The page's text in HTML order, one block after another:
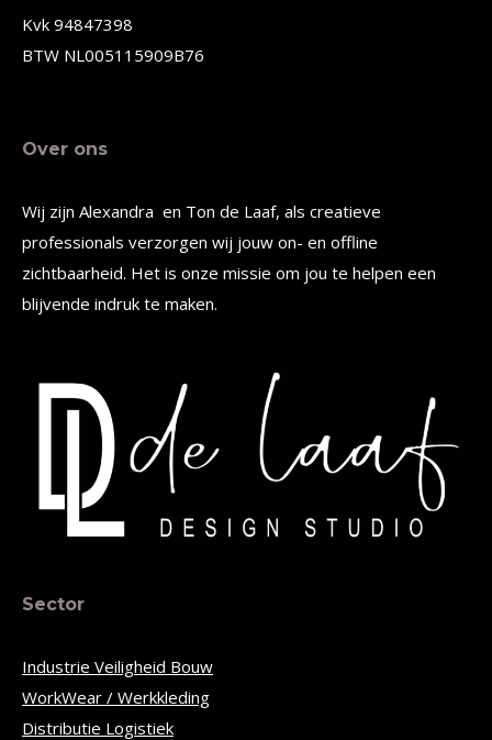
de
productpagina
Kvk 94847398
BTW NL005115909B76
Over ons
Wij zijn Alexandra en Ton de Laaf, als creatieve
professionals verzorgen wij jouw on- en offline
zichtbaarheid. Het is onze missie om jou te helpen een
blijvende indruk te maken.
Sector
Industrie Veiligheid Bouw
WorkWear / Werkkleding
Distributie Logistiek